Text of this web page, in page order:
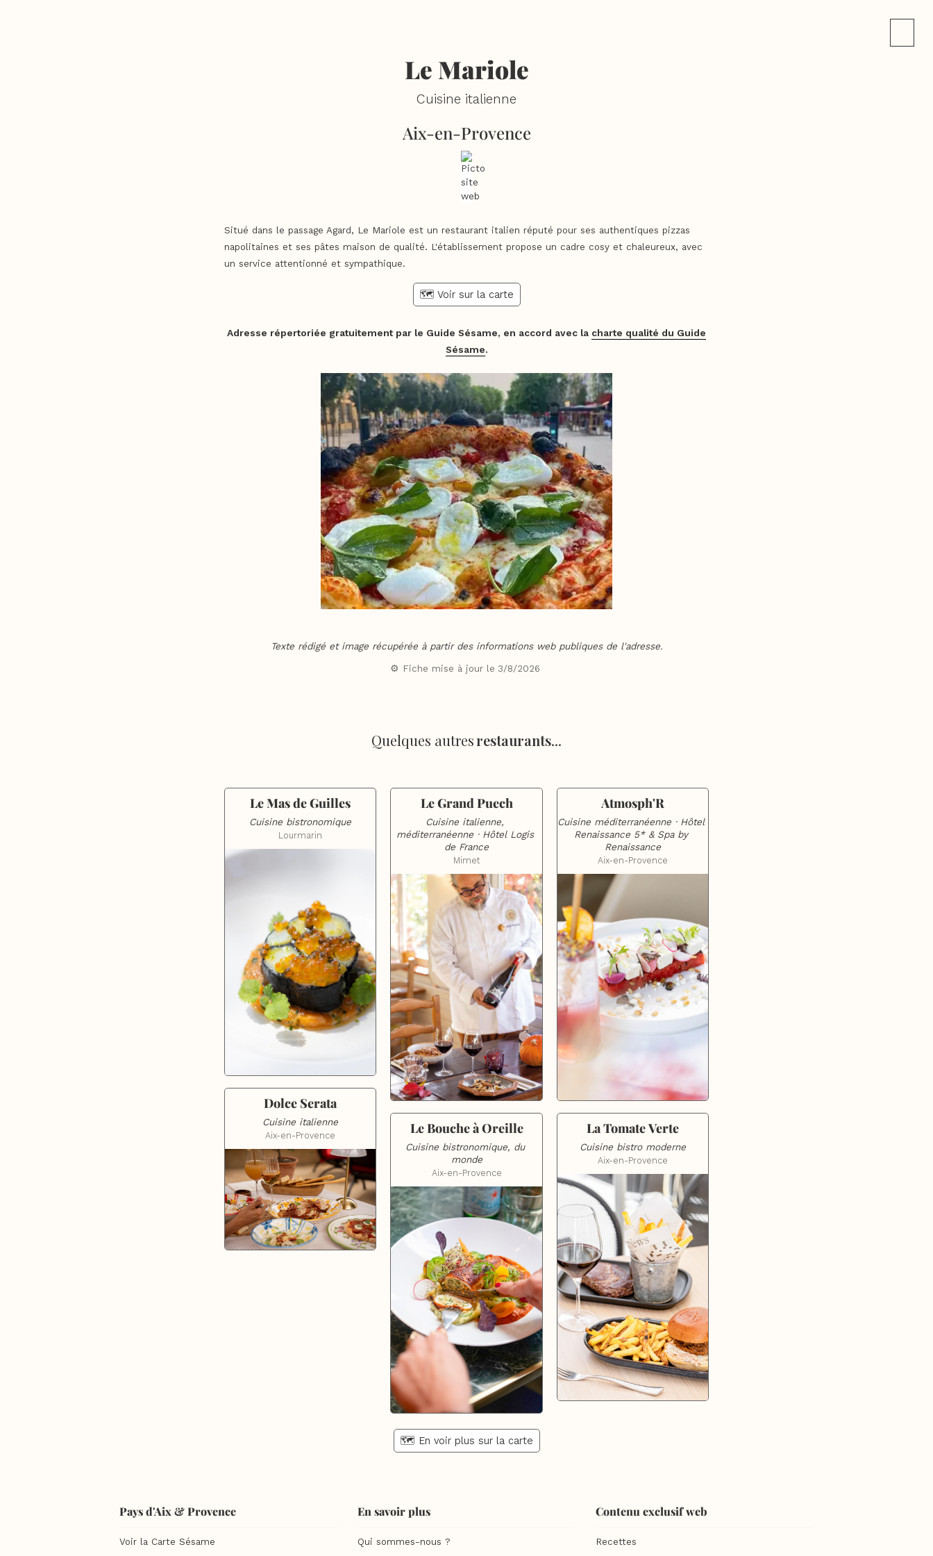
Le Mariole
Cuisine italienne
Aix-en-Provence
Situé dans le passage Agard, Le Mariole est un restaurant italien réputé pour ses authentiques pizzas
napolitaines et ses pâtes maison de qualité. L'établissement propose un cadre cosy et chaleureux, avec
un service attentionné et sympathique.
🗺️ Voir sur la carte
Adresse répertoriée gratuitement par le Guide Sésame, en accord avec la charte qualité du Guide
Sésame.
Texte rédigé et image récupérée à partir des informations web publiques de l'adresse.
⚙️ Fiche mise à jour le 3/8/2026
Quelques autresrestaurants...
Le Mas de Guilles
Cuisine bistronomique
Lourmarin
Dolce Serata
Cuisine italienne
Aix-en-Provence
Le Grand Puech
Cuisine italienne,
méditerranéenne · Hôtel Logis
de France
Mimet
Le Bouche à Oreille
Cuisine bistronomique, du
monde
Aix-en-Provence
Atmosph'R
Cuisine méditerranéenne · Hôtel
Renaissance 5* & Spa by
Renaissance
Aix-en-Provence
La Tomate Verte
Cuisine bistro moderne
Aix-en-Provence
🗺️ En voir plus sur la carte
Pays d'Aix & Provence
Voir la Carte Sésame
En savoir plus
Qui sommes-nous ?
Contenu exclusif web
Recettes